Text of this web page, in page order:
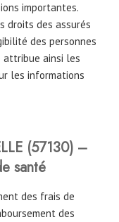
importantes.
droits des assurés
des personnes
attribue ainsi les
les informations
(57130) –
santé
des frais de
des